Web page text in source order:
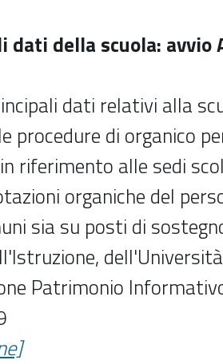
dati della scuola: avvio
dati relativi alla
procedure di organico
riferimento alle sedi
organiche del
sia su posti di
Patrimonio